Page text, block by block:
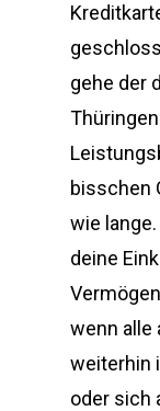
gehe der
bisschen
wie
deine
wenn alle
weiterhin
oder sich